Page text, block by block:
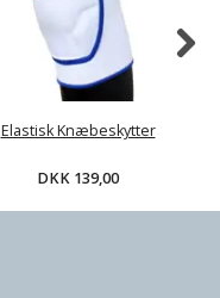
Elastisk Knæbeskytter
DKK 139,00